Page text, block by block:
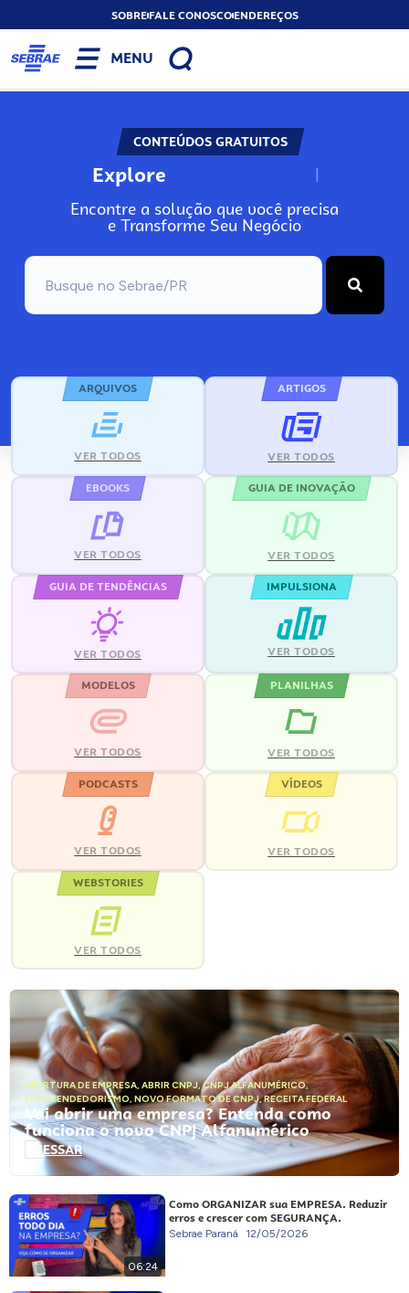
SOBREFALE CONOSCOENDEREÇOS
MENU
CONTEÚDOS GRATUITOS
Explore N
Encontre a solução que você precisa
e Transforme Seu Negócio
ARQUIVOS
VER TODOS
ARTIGOS
VER TODOS
EBOOKS
VER TODOS
GUIA DE INOVAÇÃO
VER TODOS
GUIA DE TENDÊNCIAS
VER TODOS
IMPULSIONA
VER TODOS
MODELOS
VER TODOS
PLANILHAS
VER TODOS
PODCASTS
VER TODOS
VÍDEOS
VER TODOS
WEBSTORIES
VER TODOS
ABERTURA DE EMPRESA, ABRIR CNPJ,CNPJ ALFANUMÉRICO,
EMPREENDEDORISMO, NOVO FORMATO DE CNPJ,RECEITA FEDERAL
Vai abrir uma empresa? Entenda como
funciona o novo CNPJ Alfanumérico
ACESSAR
06:24
Como ORGANIZAR sua EMPRESA. Reduzir
erros e crescer com SEGURANÇA.
Sebrae Paraná 12/05/2026